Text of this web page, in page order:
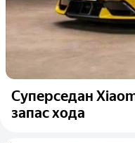
Суперседан
запас хода